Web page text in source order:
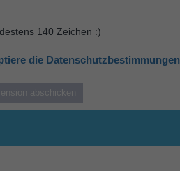
140 Zeichen :)
die Datenschutzbestimmungen